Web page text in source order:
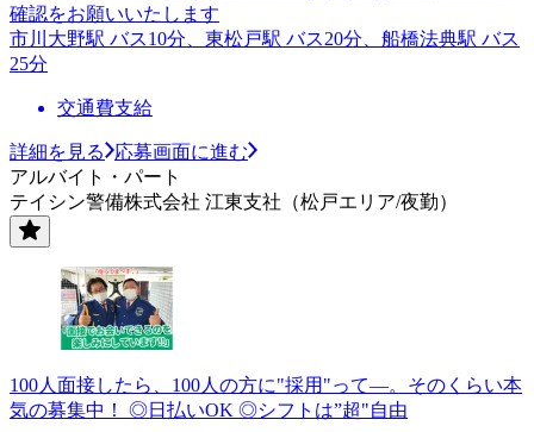
確認をお願いいたします
市川大野駅 バス10分、東松戸駅 バス20分、船橋法典駅 バス
25分
交通費支給
詳細を見る
応募画面に進む
アルバイト・パート
テイシン警備株式会社 江東支社（松戸エリア/夜勤）
100人面接したら、100人の方に"採用"って―。そのくらい本
気の募集中！ ◎日払いOK ◎シフトは”超"自由